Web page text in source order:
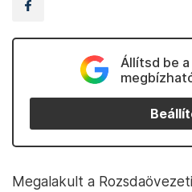
Állítsd be
Megalakult a